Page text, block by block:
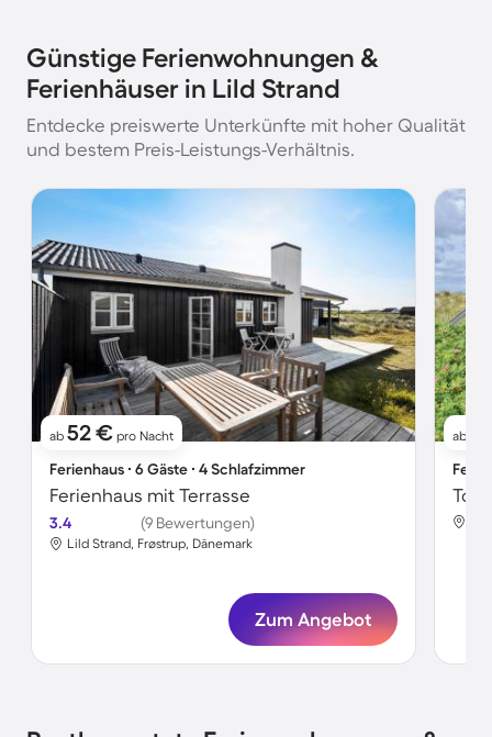
Günstige Ferienwohnungen &
Ferienhäuser in Lild Strand
Entdecke preiswerte Unterkünfte mit hoher Qualität
und bestem Preis-Leistungs-Verhältnis.
ab 52 € pro Nacht
Ferienhaus ∙ 6 Gäste ∙ 4 Schlafzimmer
Ferienhaus mit Terrasse
3.4 (9 Bewertungen)
Lild Strand, Frøstrup, Dänemark
Zum Angebot
ab